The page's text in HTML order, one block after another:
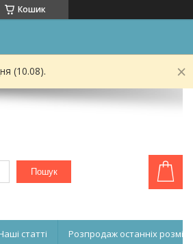
Кошик
(10.08).
Пошук
статті Розпродаж останніх